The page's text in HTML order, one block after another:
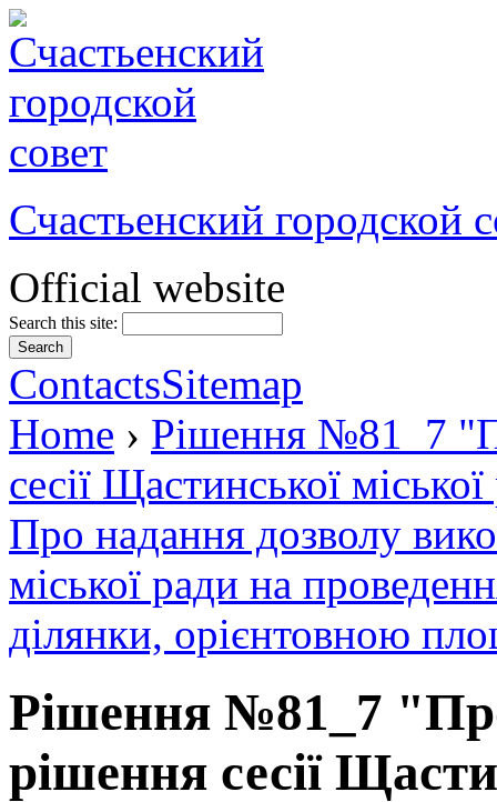
Счастьенский городской
Official website
Search this site:
ContactsSitemap
Home › Рішення №81_7
сесії Щастинської
Про надання дозволу
міської ради на
ділянки, орієнтовною
Рішення №81_7
рішення сесії